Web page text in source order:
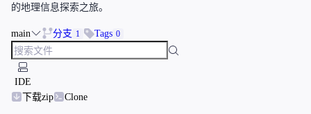
的地理信息探索之旅。
main 分支 1 Tags 0
IDE
下载zip
Clone